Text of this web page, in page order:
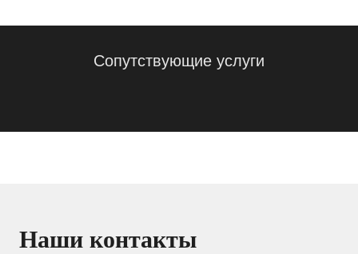
Сопутствующие услуги
Наши контакты